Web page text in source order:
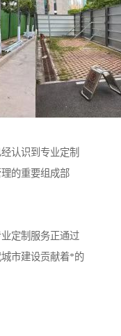
认识到专业定制
的重要组成部
定制服务正通过
市建设贡献着*的